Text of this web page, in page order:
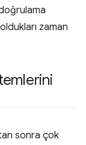
zaman
sonra çok